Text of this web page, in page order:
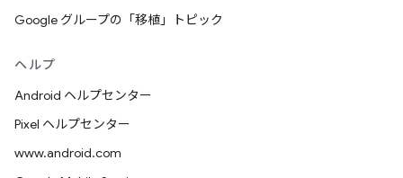
Google グループの「移植」トピック
ヘルプ
Android ヘルプセンター
Pixel ヘルプセンター
www.android.com